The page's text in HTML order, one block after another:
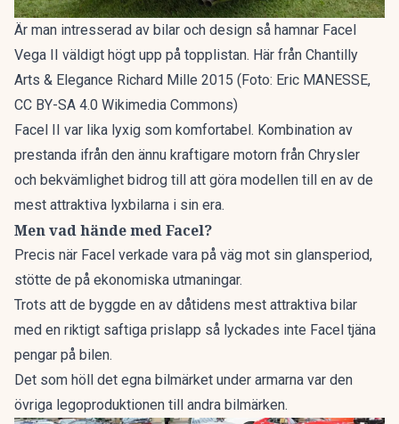
Är man intresserad av bilar och design så hamnar Facel
Vega II väldigt högt upp på topplistan. Här från Chantilly
Arts & Elegance Richard Mille 2015 (Foto: Eric MANESSE,
CC BY-SA 4.0 Wikimedia Commons)
Facel II var lika lyxig som komfortabel. Kombination av
prestanda ifrån den ännu kraftigare motorn från Chrysler
och bekvämlighet bidrog till att göra modellen till en av de
mest attraktiva lyxbilarna i sin era.
Men vad hände med Facel?
Precis när Facel verkade vara på väg mot sin glansperiod,
stötte de på ekonomiska utmaningar.
Trots att de byggde en av dåtidens mest attraktiva bilar
med en riktigt saftiga prislapp så lyckades inte Facel tjäna
pengar på bilen.
Det som höll det egna bilmärket under armarna var den
övriga legoproduktionen till andra bilmärken.